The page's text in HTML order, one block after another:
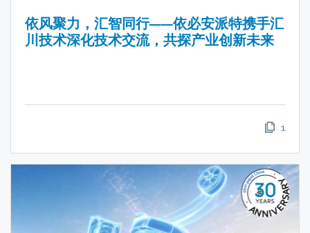
依风聚力，汇智同行——依必安派特携手汇
川技术深化技术交流，共探产业创新未来
1